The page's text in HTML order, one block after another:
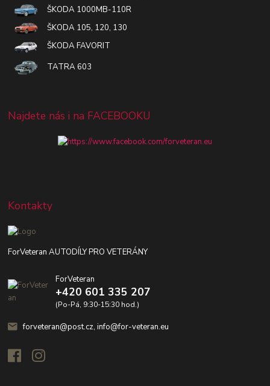
ŠKODA 1000MB-110R
ŠKODA 105, 120, 130
ŠKODA FAVORIT
TATRA 603
Najdete nás i na FACEBOOKU
Kontakty
ForVeteran AUTODÍLY PRO VETERÁNY
ForVeteran
+420 601 335 207
(Po-Pá, 9:30-15:30 hod.)
forveteran@post.cz, info@for-veteran.eu